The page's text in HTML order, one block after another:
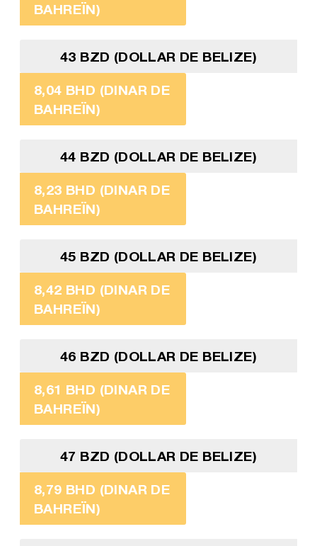
BAHREÏN)
43 BZD (DOLLAR DE BELIZE)
8,04 BHD (DINAR DE
BAHREÏN)
44 BZD (DOLLAR DE BELIZE)
8,23 BHD (DINAR DE
BAHREÏN)
45 BZD (DOLLAR DE BELIZE)
8,42 BHD (DINAR DE
BAHREÏN)
46 BZD (DOLLAR DE BELIZE)
8,61 BHD (DINAR DE
BAHREÏN)
47 BZD (DOLLAR DE BELIZE)
8,79 BHD (DINAR DE
BAHREÏN)